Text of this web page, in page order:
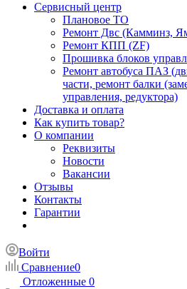
Сервисный центр
Плановое ТО
Ремонт Двс (Камминз,
Ремонт КПП (ZF)
Прошивка блоков
Ремонт автобуса ПАЗ
части, ремонт балки
управления, редуктора)
Доставка и оплата
Как купить товар?
О компании
Реквизиты
Новости
Вакансии
Отзывы
Контакты
Гарантии
Войти
Сравнение0
Отложенные 0